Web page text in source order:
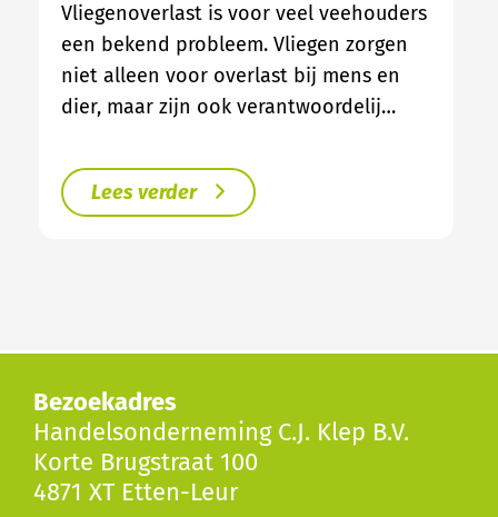
Vliegenoverlast is voor veel veehouders
een bekend probleem. Vliegen zorgen
niet alleen voor overlast bij mens en
dier, maar zijn ook verantwoordelij…
Lees verder
Bezoekadres
Handelsonderneming C.J. Klep B.V.
Korte Brugstraat 100
4871 XT Etten-Leur